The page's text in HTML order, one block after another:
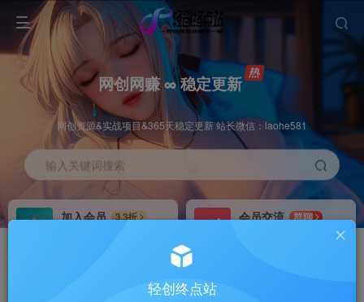
网创网赚 ∞ 稳定更新
网创资源&实战项目&365天稳定更新 站长微信：laohe581
输入关键词搜索
加入会员
3.3折
会员交流
群聊
轻创终点站